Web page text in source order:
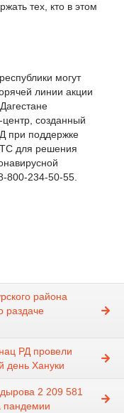
тех, кто в этом
могут
линии акции
созданный
при поддержке
для решения
800-234-50-55.
района
раздаче
РД провели
день Хануки
2 209 581
пандемии